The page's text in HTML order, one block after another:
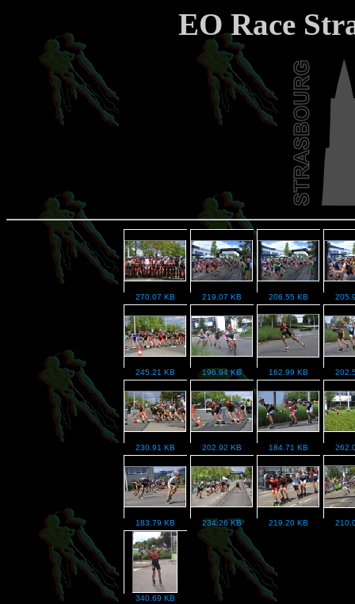
EO Race
270.07 KB 219.07 KB 206.55 KB
245.21 KB 196.94 KB 162.99 KB
230.91 KB 202.92 KB 184.71 KB
183.79 KB 234.26 KB 219.20 KB
340.69 KB